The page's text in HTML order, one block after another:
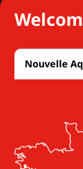
Nouvelle